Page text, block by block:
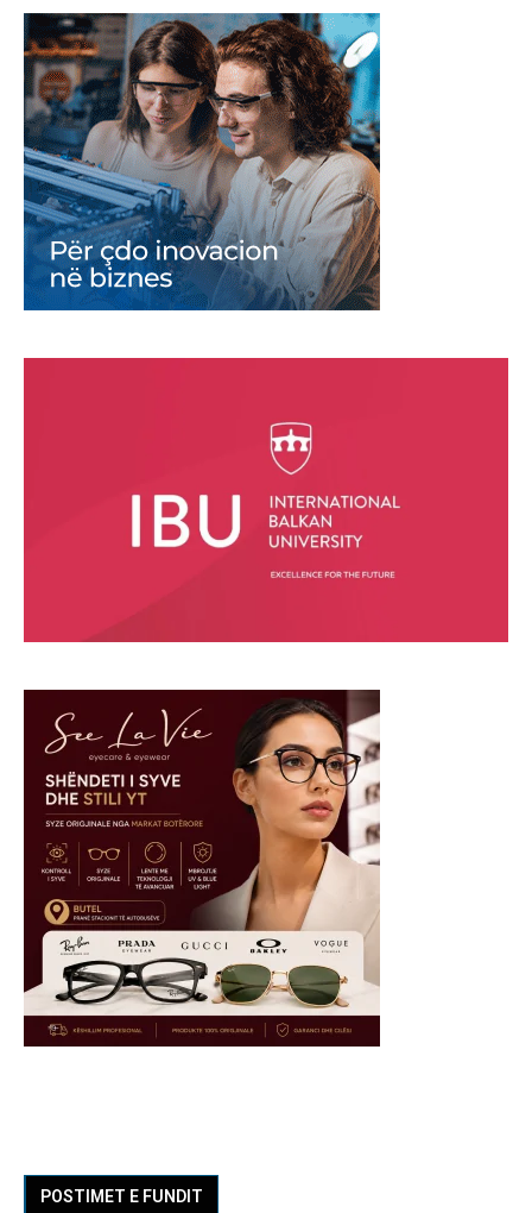
POSTIMET E FUNDIT